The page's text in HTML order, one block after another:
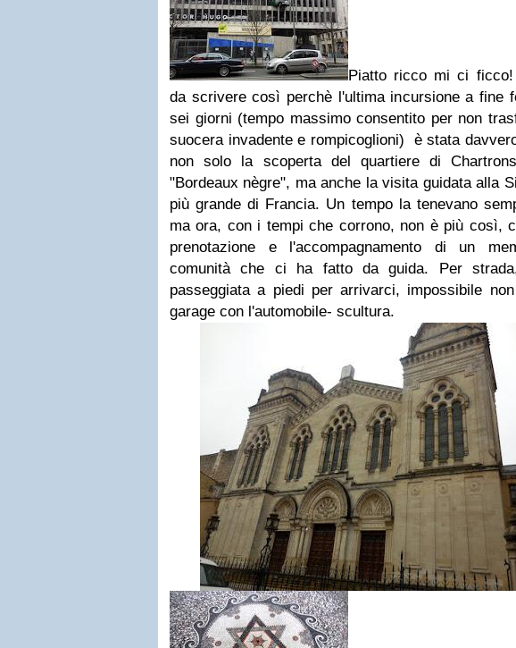
Piatto ricco mi ci
da scrivere così perchè l'ultima incursione a fine
sei giorni (tempo massimo consentito per non
suocera invadente e rompicoglioni) è stata
non solo la scoperta del quartiere di
"Bordeaux nègre", ma anche la visita guidata alla
più grande di Francia. Un tempo la tenevano
ma ora, con i tempi che corrono, non è più così,
prenotazione e l'accompagnamento di un
comunità che ci ha fatto da guida. Per
passeggiata a piedi per arrivarci, impossibile
garage con l'automobile- scultura.